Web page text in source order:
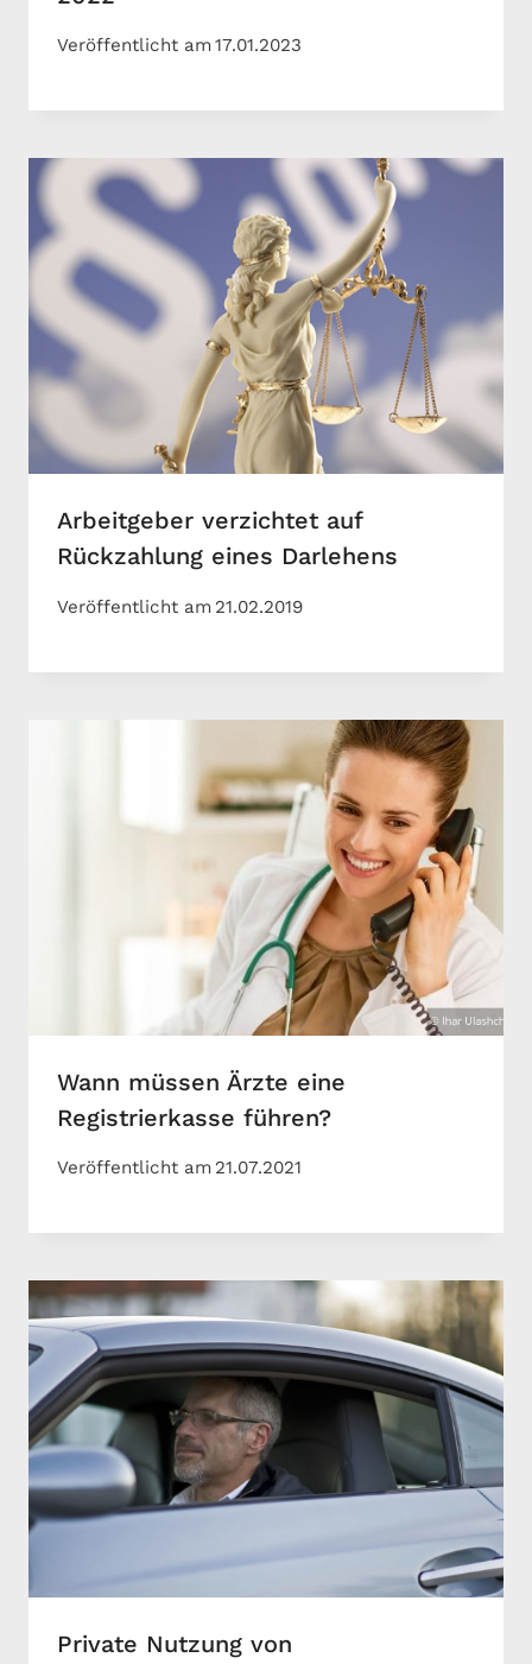
Veröffentlicht am17.01.2023
Arbeitgeber verzichtet auf
Rückzahlung eines Darlehens
Veröffentlicht am 21.02.2019
Wann müssen Ärzte eine
Registrierkasse führen?
Veröffentlicht am 21.07.2021
Private Nutzung von